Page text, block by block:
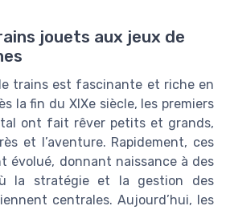
jouets aux jeux de
trains est fascinante et riche en
la fin du XIXe siècle, les premiers
ont fait rêver petits et grands,
et l’aventure. Rapidement, ces
évolué, donnant naissance à des
la stratégie et la gestion des
centrales. Aujourd’hui, les